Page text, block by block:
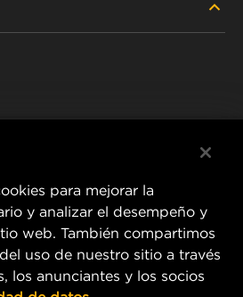
Poland
para mejorar la
y analizar el desempeño y
web. También compartimos
uso de nuestro sitio a través
los anunciantes y los socios